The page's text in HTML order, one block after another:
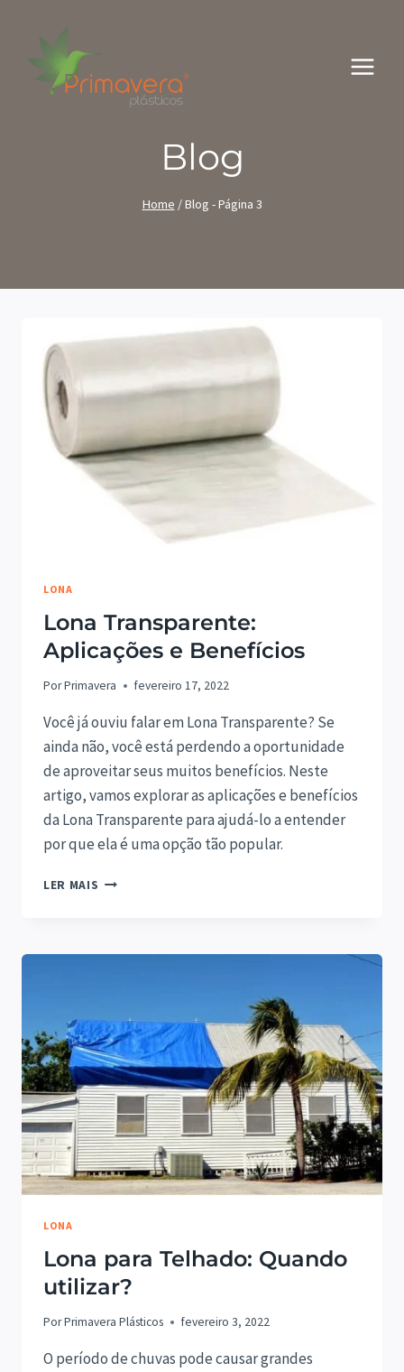
Conteúdo
Blog
Home /Blog - Página 3
LONA
Lona Transparente:
Aplicações e Benefícios
PorPrimavera fevereiro 17, 2022
Você já ouviu falar em Lona Transparente? Se
ainda não, você está perdendo a oportunidade
de aproveitar seus muitos benefícios. Neste
artigo, vamos explorar as aplicações e benefícios
da Lona Transparente para ajudá-lo a entender
por que ela é uma opção tão popular.
LER MAIS LONA
BENEFÍCIOS
LONA
Lona para Telhado: Quando
utilizar?
PorPrimavera Plásticos fevereiro 3, 2022
O período de chuvas pode causar grandes